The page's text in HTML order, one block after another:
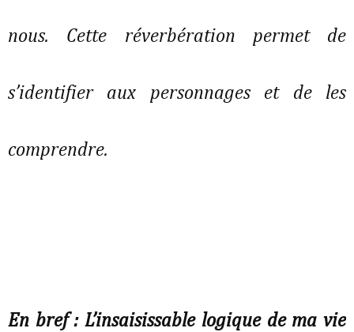
nous. Cette réverbération permet de
s’identifier aux personnages et de les
comprendre.
En bref : L’insaisissable logique de ma vie